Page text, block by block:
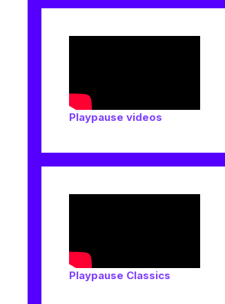
Playpause videos
Playpause Classics